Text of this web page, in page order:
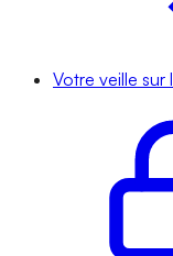
Votre veille